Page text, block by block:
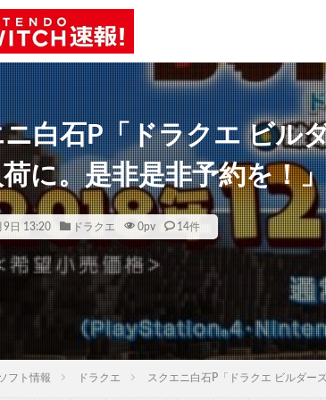
白石P「ドラクエ ビル
に。是非是非予約を！」
9日 13:20 ドラクエ 0pv 14件
フト情報 ドラクエ スクエニ白石P「ドラクエ ビルダー